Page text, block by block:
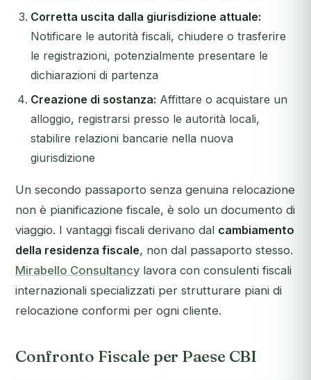
Corretta uscita dalla giurisdizione attuale:
Notificare le autorità fiscali, chiudere o trasferire
le registrazioni, potenzialmente presentare le
dichiarazioni di partenza
Creazione di sostanza: Affittare o acquistare un
alloggio, registrarsi presso le autorità locali,
stabilire relazioni bancarie nella nuova
giurisdizione
Un secondo passaporto senza genuina relocazione
non è pianificazione fiscale, è solo un documento di
viaggio. I vantaggi fiscali derivano dal cambiamento
della residenza fiscale, non dal passaporto stesso.
Mirabello Consultancy lavora con consulenti fiscali
internazionali specializzati per strutturare piani di
relocazione conformi per ogni cliente.
Confronto Fiscale per Paese CBI